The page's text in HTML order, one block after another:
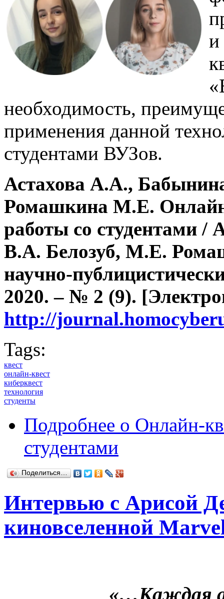
и
необходимость,
применения данной
студентами ВУЗов.
Астахова А.А.,
Ромашкина М.Е.
работы со студентами
В.А. Белозуб, М.Е.
научно-
2020. – № 2 (9).
http://
Tags:
квест
онлайн-квест
киберквест
технология
студенты
Подробнее о Онлайн-
студентами
Поделиться…
Интервью с Арисой
киновселенной
«…Каждая